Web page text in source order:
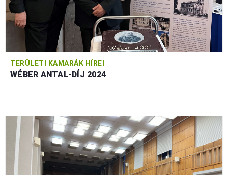
TERÜLETI KAMARÁK HÍREI
WÉBER ANTAL-DÍJ 2024